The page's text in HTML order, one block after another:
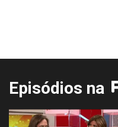
Episódios na